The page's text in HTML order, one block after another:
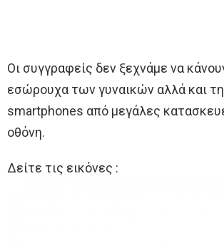
Οι συγγραφείς δεν ξεχνάμε να
εσώρουχα των γυναικών αλλά και
smartphones από μεγάλες
οθόνη.
Δείτε τις εικόνες :